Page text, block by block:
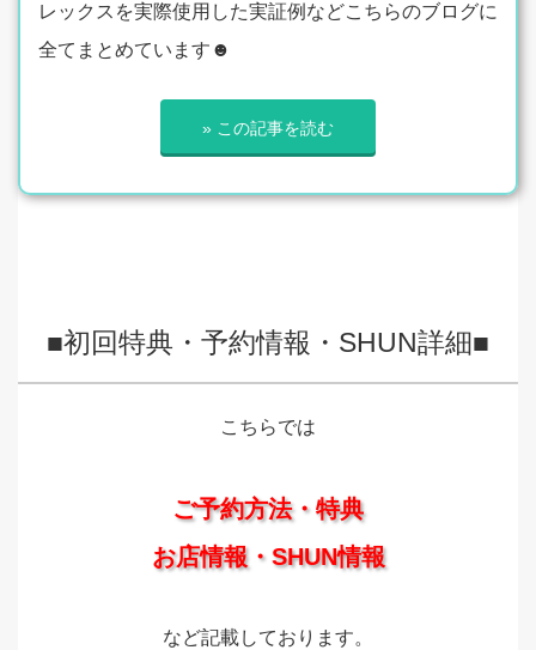
レックスを実際使用した実証例などこちらのブログに
全てまとめています☻
» この記事を読む
■初回特典・予約情報・SHUN詳細■
こちらでは
ご予約方法・特典
お店情報・SHUN情報
など記載しております。